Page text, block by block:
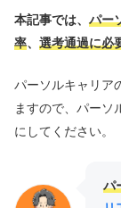
本記事では、 パー
率、 選考通過に必
パーソルキャリア
ますので、パーソ
にしてください。
パ